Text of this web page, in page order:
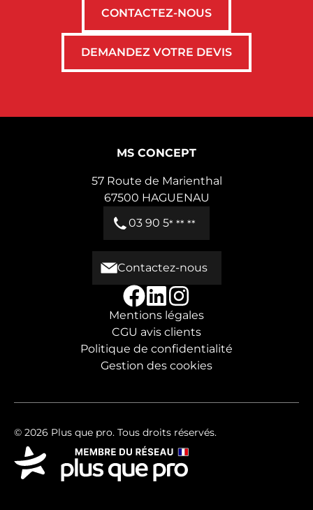
l'air devient un investissement prioritaire
ventilation performant constitue désormais
un élément essentiel de tout habitat
CONTACTEZ-NOUS
DEMANDEZ VOTRE DEVIS
MS CONCEPT
57 Route de Marienthal
67500 HAGUENAU
03 90 5* ** **
Contactez-nous
Mentions légales
CGU avis clients
Politique de confidentialité
Gestion des cookies
© 2026 Plus que pro. Tous droits réservés.